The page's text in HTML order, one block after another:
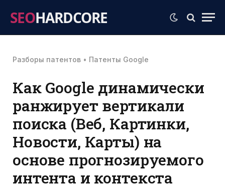
SEOHARDCORE
Разборы патентов • Патенты Google
Как Google динамически
ранжирует вертикали
поиска (Веб, Картинки,
Новости, Карты) на
основе прогнозируемого
интента и контекста